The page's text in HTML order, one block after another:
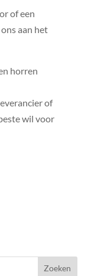
of een
aan het
horren
of
wil voor